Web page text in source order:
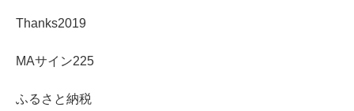
Thanks2019
MAサイン225
ふるさと納税